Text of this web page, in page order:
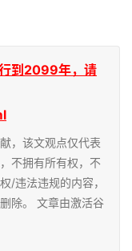
到2099年，请
，该文观点仅代表
不拥有所有权，不
/违法违规的内容，
除。 文章由激活谷